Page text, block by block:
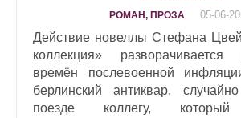
РОМАН, ПРОЗА 05-06-
Действие новеллы Стефана
коллекция»
времён послевоенной
берлинский антиквар,
поезде коллегу,